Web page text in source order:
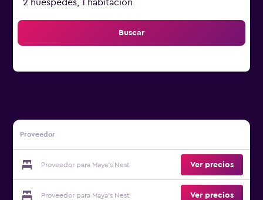
2 huéspedes, 1 habitación
Buscar
Proveedor
Proveedor para Maya's Nest Ver precios
Proveedor para Maya's Nest Ver precios